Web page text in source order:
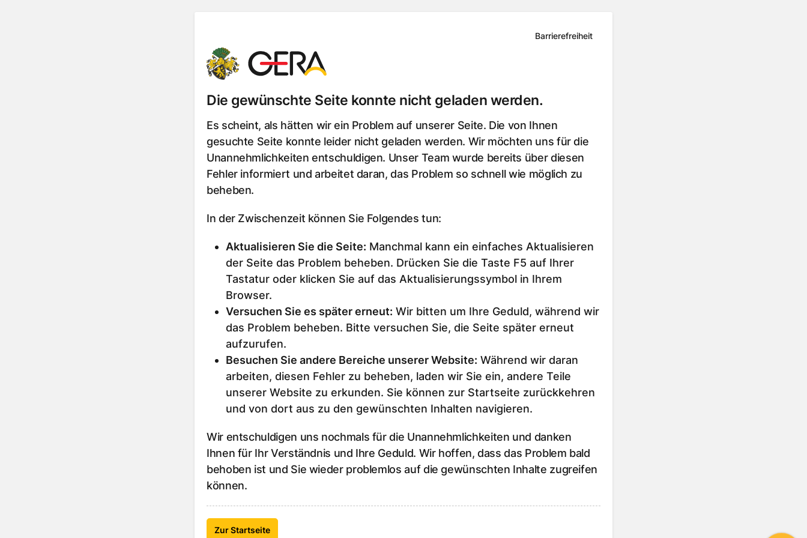
Barrierefreiheit
Die gewünschte Seite konnte nicht geladen werden.
Es scheint, als hätten wir ein Problem auf unserer Seite. Die von Ihnen
gesuchte Seite konnte leider nicht geladen werden. Wir möchten uns für die
Unannehmlichkeiten entschuldigen. Unser Team wurde bereits über diesen
Fehler informiert und arbeitet daran, das Problem so schnell wie möglich zu
beheben.
In der Zwischenzeit können Sie Folgendes tun:
Aktualisieren Sie die Seite: Manchmal kann ein einfaches Aktualisieren
der Seite das Problem beheben. Drücken Sie die Taste F5 auf Ihrer
Tastatur oder klicken Sie auf das Aktualisierungssymbol in Ihrem
Browser.
Versuchen Sie es später erneut: Wir bitten um Ihre Geduld, während wir
das Problem beheben. Bitte versuchen Sie, die Seite später erneut
aufzurufen.
Besuchen Sie andere Bereiche unserer Website: Während wir daran
arbeiten, diesen Fehler zu beheben, laden wir Sie ein, andere Teile
unserer Website zu erkunden. Sie können zur Startseite zurückkehren
und von dort aus zu den gewünschten Inhalten navigieren.
Wir entschuldigen uns nochmals für die Unannehmlichkeiten und danken
Ihnen für Ihr Verständnis und Ihre Geduld. Wir hoffen, dass das Problem bald
behoben ist und Sie wieder problemlos auf die gewünschten Inhalte zugreifen
können.
Zur Startseite